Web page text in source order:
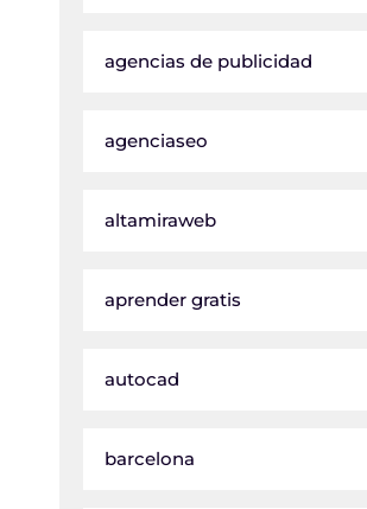
agencias de publicidad
agenciaseo
altamiraweb
aprender gratis
autocad
barcelona